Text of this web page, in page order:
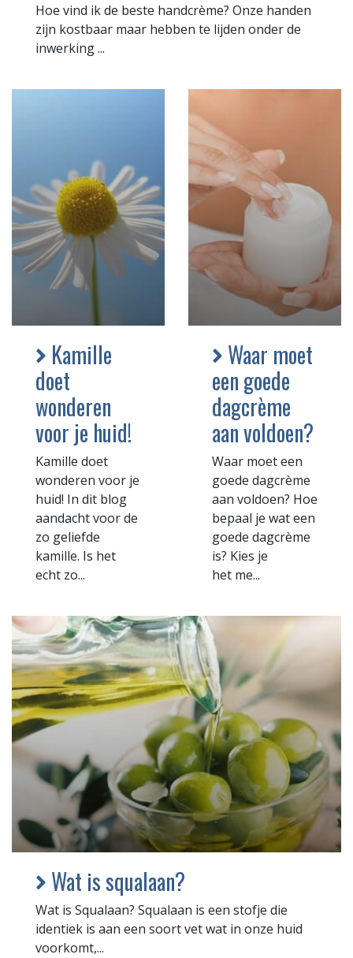
Hoe vind ik de beste handcrème? Onze handen
zijn kostbaar maar hebben te lijden onder de
inwerking ...
Kamille
doet
wonderen
voor je huid!
Kamille doet
wonderen voor je
huid! In dit blog
aandacht voor de
zo geliefde
kamille. Is het
echt zo...
Waar moet
een goede
dagcrème
aan voldoen?
Waar moet een
goede dagcrème
aan voldoen? Hoe
bepaal je wat een
goede dagcrème
is? Kies je
het me...
Wat is squalaan?
Wat is Squalaan? Squalaan is een stofje die
identiek is aan een soort vet wat in onze huid
voorkomt,...